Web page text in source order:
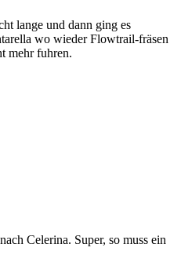
lange und dann ging es
wo wieder Flowtrail-fräsen
mehr fuhren.
Celerina. Super, so muss ein